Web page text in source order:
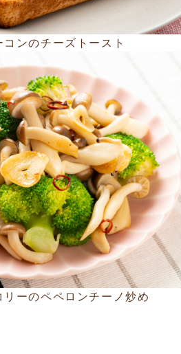
コンのチーズトースト
リーのペペロンチーノ炒め